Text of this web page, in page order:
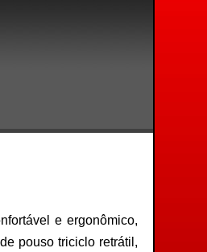
e ergonômico,
pouso triciclo retrátil,